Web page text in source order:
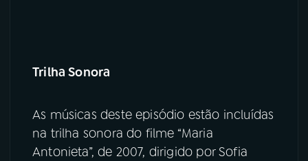
Trilha Sonora
As músicas deste episódio estão incluídas
na trilha sonora do filme “Maria
Antonieta”, de 2007, dirigido por Sofia